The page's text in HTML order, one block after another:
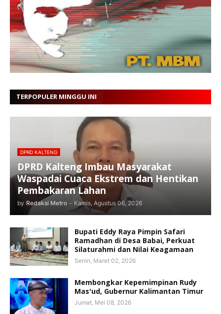
TERPOPULER MINGGU INI
DPRD KALTENG
DPRD Kalteng Imbau Masyarakat
Waspadai Cuaca Ekstrem dan Hentikan
Pembakaran Lahan
by Redaksi Metro - Kamis, Agustus 06, 2026
Bupati Eddy Raya Pimpin Safari
Ramadhan di Desa Babai, Perkuat
Silaturahmi dan Nilai Keagamaan
Senin, Maret 02, 2026
Membongkar Kepemimpinan Rudy
Mas'ud, Gubernur Kalimantan Timur
Jumat, Mei 08, 2026